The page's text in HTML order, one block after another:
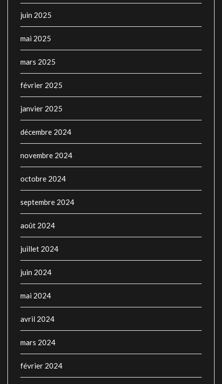
juin 2025
mai 2025
mars 2025
février 2025
janvier 2025
décembre 2024
novembre 2024
octobre 2024
septembre 2024
août 2024
juillet 2024
juin 2024
mai 2024
avril 2024
mars 2024
février 2024